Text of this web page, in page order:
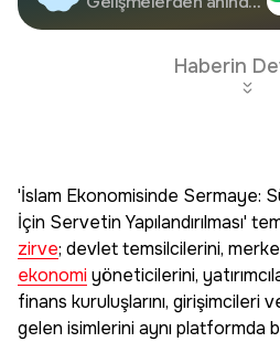
Edin
Haberin
'İslam Ekonomisinde Sermaye:
İçin Servetin Yapılandırılması'
zirve; devlet temsilcilerini,
ekonomiyöneticilerini,
finans kuruluşlarını, girişimcileri
gelen isimlerini aynı platformda